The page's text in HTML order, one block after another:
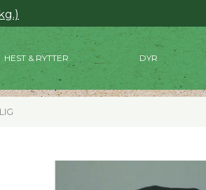
HEST & RYTTER DYR